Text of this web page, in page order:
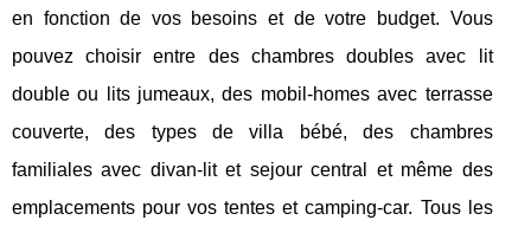
en fonction de vos besoins et de votre budget. Vous
pouvez choisir entre des chambres doubles avec lit
double ou lits jumeaux, des mobil-homes avec terrasse
couverte, des types de villa bébé, des chambres
familiales avec divan-lit et sejour central et même des
emplacements pour vos tentes et camping-car. Tous les